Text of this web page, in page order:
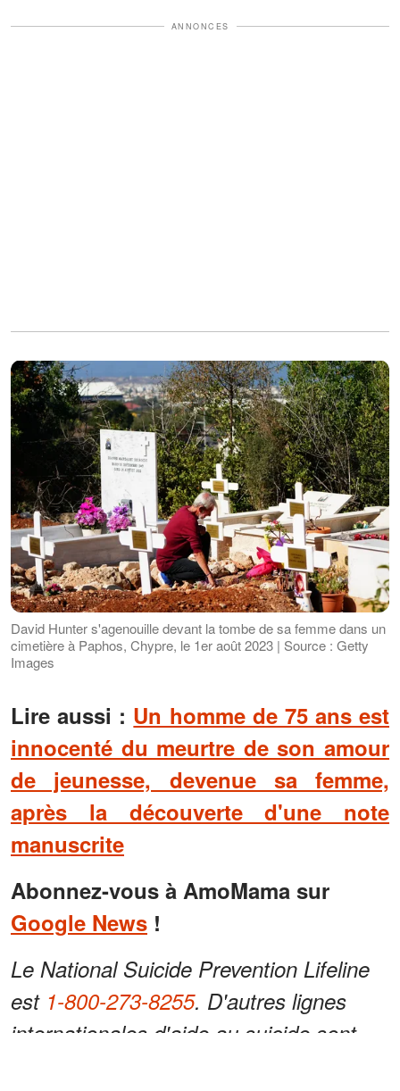
ANNONCES
David Hunter s'agenouille devant la tombe de sa femme dans un
cimetière à Paphos, Chypre, le 1er août 2023 | Source : Getty
Images
Lire aussi : Un homme de 75 ans est
innocenté du meurtre de son amour
de jeunesse, devenue sa femme,
après la découverte d'une note
manuscrite
Abonnez-vous à AmoMama sur
Google News !
Le National Suicide Prevention Lifeline
est 1-800-273-8255. D'autres lignes
internationales d'aide au suicide sont